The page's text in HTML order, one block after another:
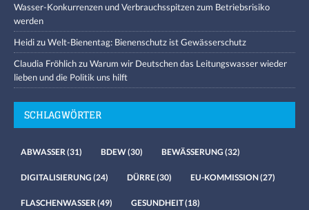
Wasser-Konkurrenzen und Verbrauchsspitzen zum Betriebsrisiko
werden
HeidizuWelt-Bienentag: Bienenschutz ist Gewässerschutz
Claudia FröhlichzuWarum wir Deutschen das Leitungswasser wieder
lieben und die Politik uns hilft
SCHLAGWÖRTER
ABWASSER (31) BDEW(30) BEWÄSSERUNG (32)
DIGITALISIERUNG (24) DÜRRE(30) EU-KOMMISSION(27)
FLASCHENWASSER (49) GESUNDHEIT(18)